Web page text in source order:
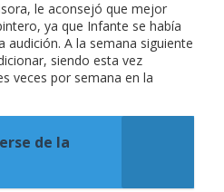
le aconsejó que mejor
ya que Infante se había
A la semana siguiente
siendo esta vez
veces por semana en la
de la